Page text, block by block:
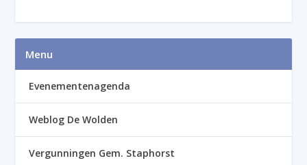
Menu
Evenementenagenda
Weblog De Wolden
Vergunningen Gem. Staphorst